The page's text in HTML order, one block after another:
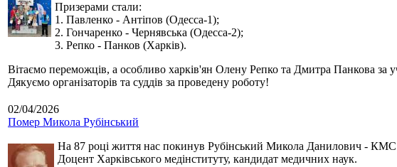
Призерами стали:
1. Павленко - Антіпов (Одесса-1);
2. Гончаренко - Чернявська (Одесса-2);
3. Репко - Панков (Харків).
Вітаємо переможців, а особливо харків'ян Олену Репко та Дмитра Панкова за
Дякуємо організаторів та суддів за проведену роботу!
02/04/2026
Помер Микола Рубінський
На 87 році життя нас покинув Рубінський Микола Данилович - КМС з
Доцент Харківського медінституту, кандидат медичних наук.